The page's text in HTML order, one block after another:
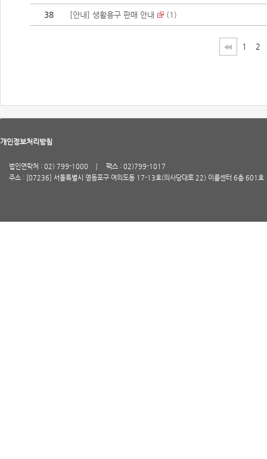
38 [안내] 생활용구 판매 안내 (1 )
1 2
개인정보처리방침
법인연락처 : 02) 799-1000
팩스 : 02)799-1017
주소 : [07236] 서울특별시 영등포구 여의도동 17-13호(의사당대로 22) 이룸센터 6층 601호